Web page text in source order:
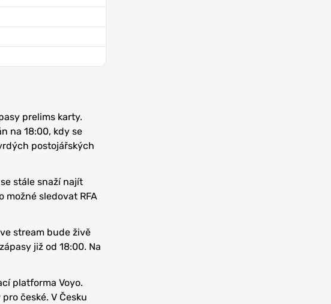
prelims karty.
na 18:00, kdy se
postojářských
stále snaží najít
možné sledovat RFA
stream bude živě
již od 18:00. Na
platforma Voyo.
české. V Česku